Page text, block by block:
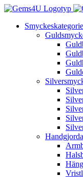
Fortsätt
innehållet